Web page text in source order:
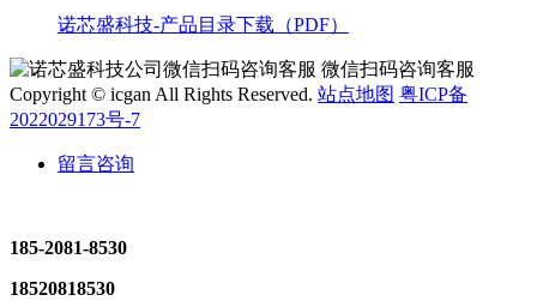
诺芯盛科技-产品目录下载（PDF）
微信扫码咨询客服
Copyright © icgan All Rights Reserved. 站点地图 粤ICP备
2022029173号-7
留言咨询
185-2081-8530
18520818530